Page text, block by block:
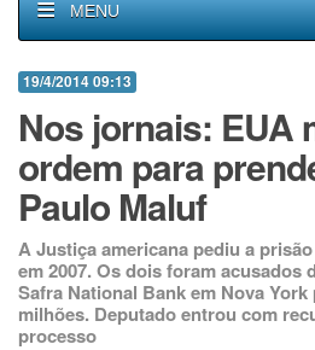
MENU
19/4/2014 09:13
Nos jornais: EUA
ordem para
Paulo Maluf
A Justiça americana pediu a
em 2007. Os dois foram acusados
Safra National Bank em Nova York
milhões. Deputado entrou com
processo